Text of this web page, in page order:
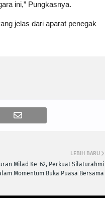
ini,” Pungkasnya.
jelas dari aparat penegak
LEBIH BARU
Milad Ke-62, Perkuat Silaturahmi
Momentum Buka Puasa Bersama